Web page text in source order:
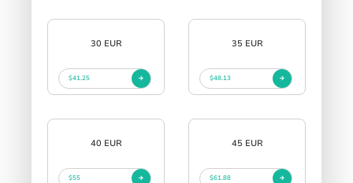
30 EUR
$41.25
35 EUR
$48.13
40 EUR
$55
45 EUR
$61.88